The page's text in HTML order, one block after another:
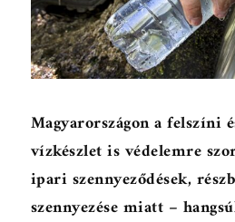
Magyarországon a felszíni
vízkészlet is védelemre
ipari szennyeződések,
szennyezése miatt –